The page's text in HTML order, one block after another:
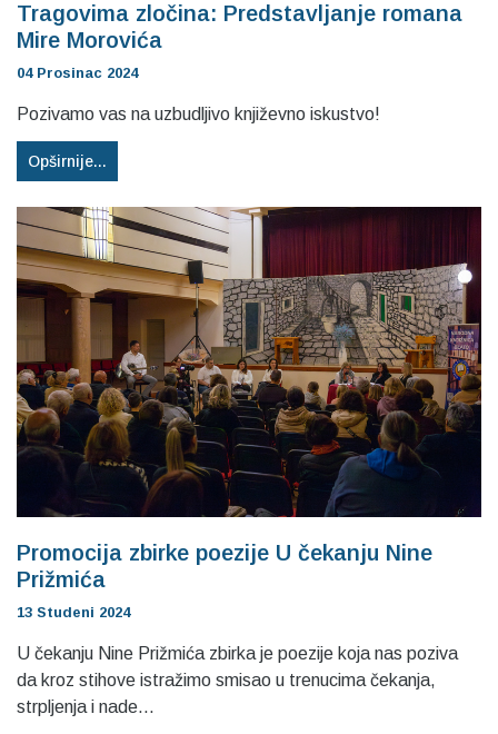
Tragovima zločina: Predstavljanje romana
Mire Morovića
04 Prosinac 2024
Pozivamo vas na uzbudljivo književno iskustvo!
Opširnije...
Promocija zbirke poezije U čekanju Nine
Prižmića
13 Studeni 2024
U čekanju Nine Prižmića zbirka je poezije koja nas poziva
da kroz stihove istražimo smisao u trenucima čekanja,
strpljenja i nade...